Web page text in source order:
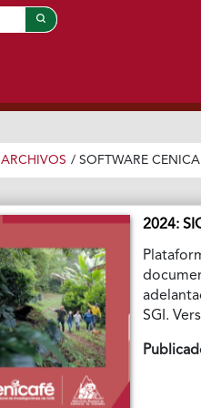
ARCHIVOS / SOFTWARE
2024:
SGI.